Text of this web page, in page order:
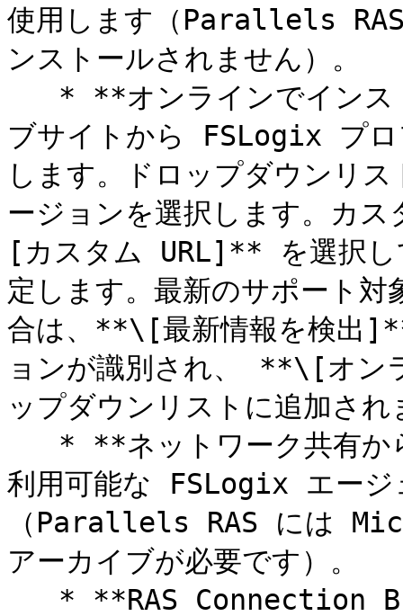
使用します（Parallels
ンストールされません）。
ブサイトから FSLogix プロ
します。ドロップダウンリ
ージョンを選択します。カ
[カスタム URL]** を選択し
定します。最新のサポート
合は、**\[最新情報を検出
ョンが識別され、 **\[オン
ップダウンリストに追加され
利用可能な FSLogix エージ
（Parallels RAS には
アーカイブが必要です）。